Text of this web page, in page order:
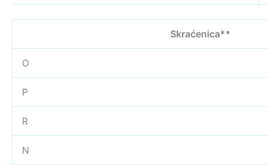
Skraćenica**
O
P
R
N